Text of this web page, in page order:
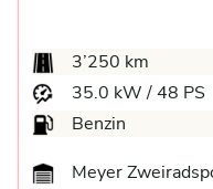
3’250 km
35.0 kW / 48 PS
Benzin
Meyer